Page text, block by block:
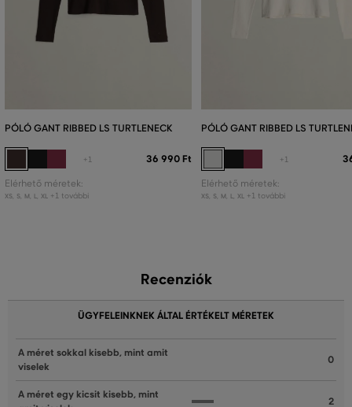
PÓLÓ GANT RIBBED LS TURTLENECK
+1 36 990 Ft
Elérhető méretek:
XS S M L XL +1 további
PÓLÓ GANT RIBBED LS
+1
Elérhető méretek:
XS S M L XL +1 további
Recenziók
ÜGYFELEINKNEK ÁLTAL ÉRTÉKELT MÉRETEK
A méret sokkal kisebb, mint amit
viselek
0
A méret egy kicsit kisebb, mint
2